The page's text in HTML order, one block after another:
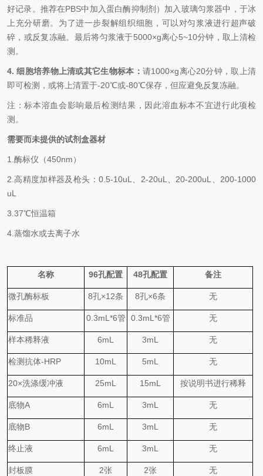
好记录。推荐在PBS中加入蛋白酶抑制剂）加入玻璃匀浆器中，于冰
上充分研磨。为了进一步裂解组织细胞，可以对匀浆液进行超声破
碎，或反复冻融。最后将匀浆液于5000×g离心5~10分钟，取上清检
测。
4. 细胞培养物上清或其它生物标本： 请1000×g离心20分钟，取上清
即可检测，或将上清置于-20℃或-80℃保存，但应避免反复冻融。
注：标本溶血会影响最后检测结果，因此溶血标本不宜进行此项检
测。
需要而未提供的试剂盒器材
1. 酶标仪（450nm）
2. 高精度加样器及枪头： 0.5-10uL 2-20uL 20-200uL
200-1000
uL
3. 37℃恒温箱
4. 蒸馏水或去离子水
名称 96孔配置 48孔配置 备注
微孔酶标板 8孔×12条 8孔×6条 无
标准品 0. 3mL*6管 0. 3mL*6管 无
样本稀释液 6mL 3mL 无
检测抗体-HRP 10mL 5mL 无
20×洗涤缓冲液 25mL 15mL 按说明书进行稀释
底物A 6mL 3mL 无
底物B 6mL 3mL 无
终止液 6mL 3mL 无
封板膜 2张 2张 无